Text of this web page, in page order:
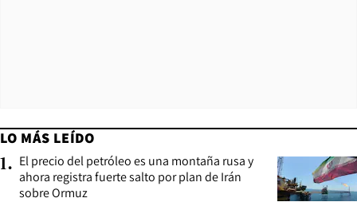
LO MÁS LEÍDO
1. El precio del petróleo es una montaña rusa y
ahora registra fuerte salto por plan de Irán
sobre Ormuz